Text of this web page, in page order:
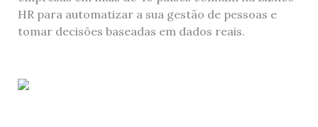
HR para automatizar a sua gestão de pessoas e
tomar decisões baseadas em dados reais.